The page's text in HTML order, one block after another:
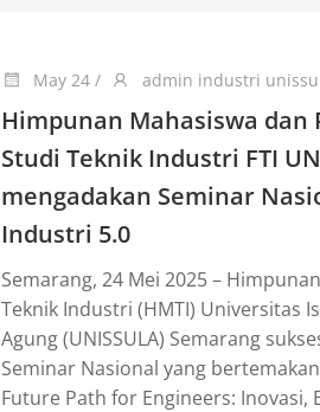
May 24 / admin industri
Himpunan Mahasiswa dan
Studi Teknik Industri FTI
mengadakan Seminar
Industri 5.0
Semarang, 24 Mei 2025 –
Teknik Industri (HMTI) Universitas
Agung (UNISSULA) Semarang
Seminar Nasional yang
Future Path for Engineers: Inovasi,